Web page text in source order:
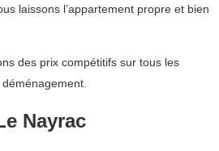
laissons l’appartement propre et bien
des prix compétitifs sur tous les
Nayrac